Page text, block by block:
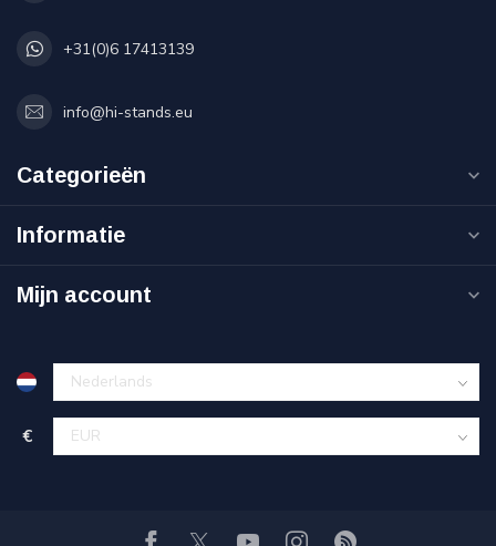
+31(0)6 17413139
info@hi-stands.eu
Categorieën
Informatie
Mijn account
€